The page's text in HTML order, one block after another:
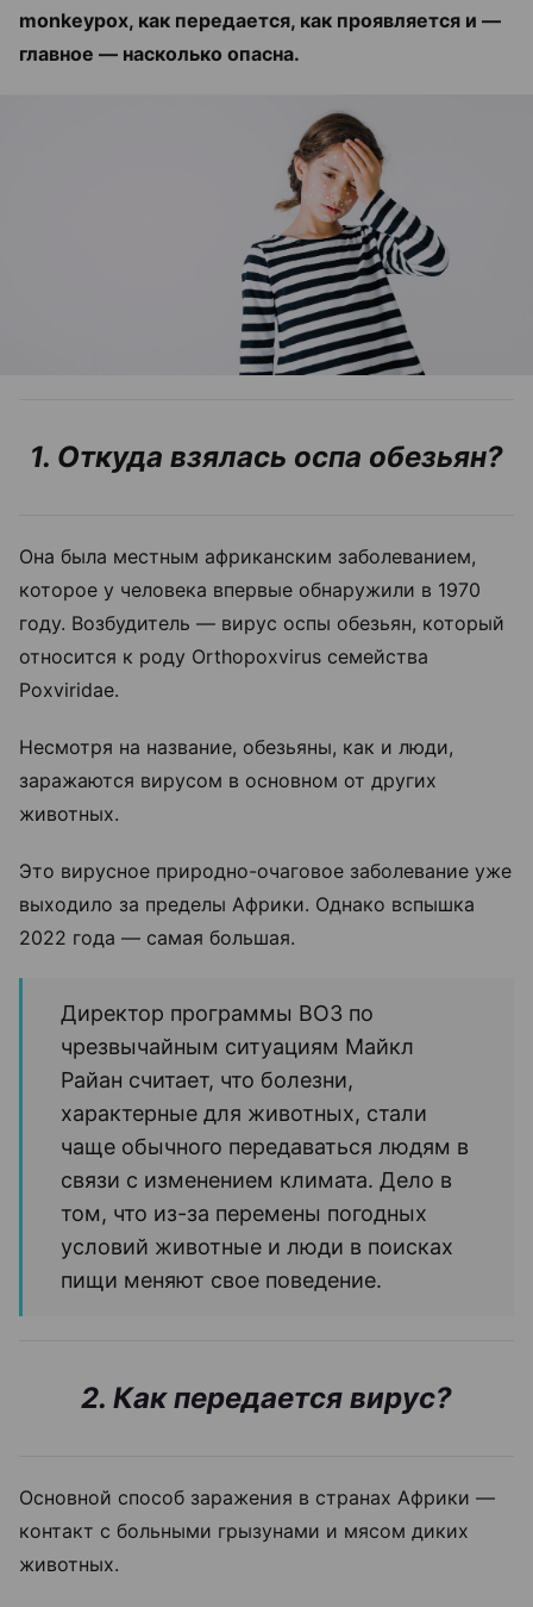
monkeypox, как передается, как проявляется и —
главное — насколько опасна.
1. Откуда взялась оспа обезьян?
Она была местным африканским заболеванием,
которое у человека впервые обнаружили в 1970
году. Возбудитель — вирус оспы обезьян, который
относится к роду Orthopoxvirus семейства
Poxviridae.
Несмотря на название, обезьяны, как и люди,
заражаются вирусом в основном от других
животных.
Это вирусное природно-очаговое заболевание уже
выходило за пределы Африки. Однако вспышка
2022 года — самая большая.
Директор программы ВОЗ по
чрезвычайным ситуациям Майкл
Райан считает, что болезни,
характерные для животных, стали
чаще обычного передаваться людям в
связи с изменением климата. Дело в
том, что из-за перемены погодных
условий животные и люди в поисках
пищи меняют свое поведение.
2. Как передается вирус?
Основной способ заражения в странах Африки —
контакт с больными грызунами и мясом диких
животных.